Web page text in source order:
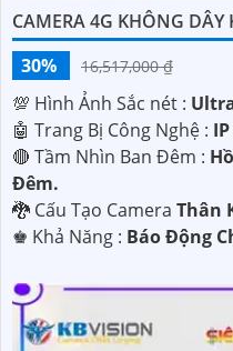
CAMERA 4G KHÔNG DÂY
30%
16,517,000 ₫
💯 Hình Ảnh Sắc nét :
🤖️ Trang Bị Công Nghệ :
🔴 Tầm Nhìn Ban Đêm :
Đêm.
🐉️ Cấu Tạo Camera Thân
️♚ Khả Năng : Báo Động